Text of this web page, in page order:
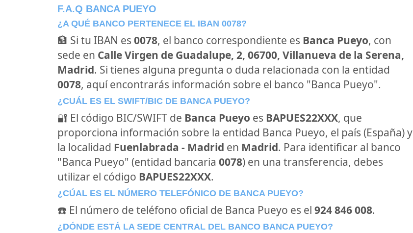
F.A.Q BANCA PUEYO
¿A QUÉ BANCO PERTENECE EL IBAN 0078?
🏦 Si tu IBAN es 0078, el banco correspondiente es Banca Pueyo, con
sede en Calle Virgen de Guadalupe, 2, 06700, Villanueva de la Serena,
Madrid. Si tienes alguna pregunta o duda relacionada con la entidad
0078, aquí encontrarás información sobre el banco "Banca Pueyo".
¿CUÁL ES EL SWIFT/BIC DE BANCA PUEYO?
🔐 El código BIC/SWIFT de Banca Pueyo es BAPUES22XXX, que
proporciona información sobre la entidad Banca Pueyo, el país (España) y
la localidad Fuenlabrada - Madrid en Madrid. Para identificar al banco
"Banca Pueyo" (entidad bancaria 0078) en una transferencia, debes
utilizar el código BAPUES22XXX.
¿CÚAL ES EL NÚMERO TELEFÓNICO DE BANCA PUEYO?
☎️ El número de teléfono oficial de Banca Pueyo es el 924 846 008.
¿DÓNDE ESTÁ LA SEDE CENTRAL DEL BANCO BANCA PUEYO?